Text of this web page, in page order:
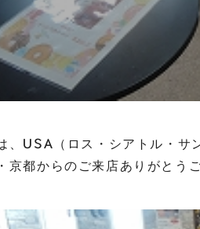
、USA（ロス・シアトル・サ
京都からのご来店ありがとう